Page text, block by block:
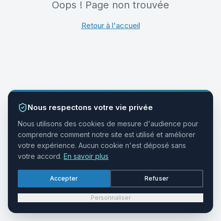
Oops ! Page non trouvée
Retour à l'accueil
Nous respectons votre vie privée
Nous utilisons des cookies de mesure d'audience pour
comprendre comment notre site est utilisé et améliorer
votre expérience. Aucun cookie n'est déposé sans
votre accord. En savoir plus
Accepter Refuser
Personnaliser